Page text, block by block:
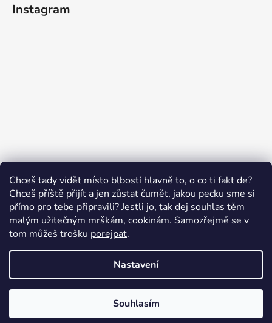
Chceš tady vidět místo blbostí hlavně to, o co ti fakt de?
Chceš příště přijít a jen zůstat čumět, jakou pecku sme si
přímo pro tebe připravili? Jestli jo, tak dej souhlas těm
malým užitečným mrškám, cookinám. Samozřejmě se v
tom můžeš trošku porejpat.
Nastavení
Souhlasím
Instagram
Swissten.eu Česnekový ráj
Vytvořil Shoptet
Copyright 2026Appletop.cz - mobilní příslušenství.
Všechna práva vyhrazena.